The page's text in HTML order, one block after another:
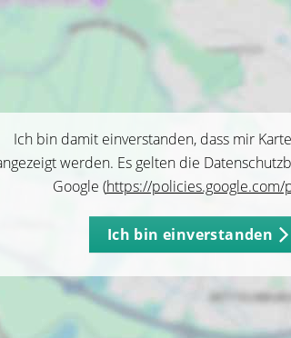
Ich bin damit einverstanden, dass mir
werden. Es gelten die
Google (https://policies.google.com/
Ich bin einverstanden